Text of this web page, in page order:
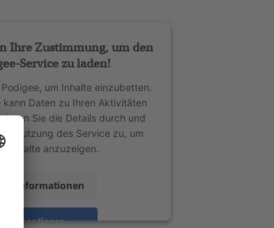
Ihre Zustimmung, um den
Service zu laden!
um Inhalte einzubetten.
kann Daten zu Ihren Aktivitäten
lesen Sie die Details durch und
Nutzung des Service zu, um
Inhalte anzuzeigen.
Informationen
Akzeptieren